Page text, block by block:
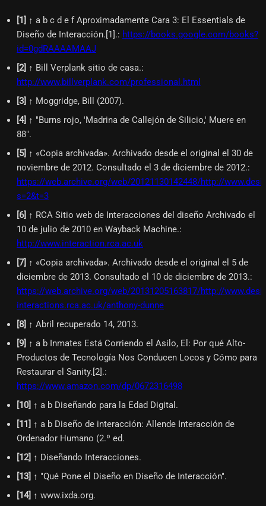
1
↑ a b c d e f Aproximadamente Cara 3: El Essentials de
Diseño de Interacción.[1].: https://books.google.com/books?
id=0gdRAAAAMAAJ
2] ↑ Bill Verplank sitio de casa.:
http://www.billverplank.com/professional.html
3 ↑ Moggridge, Bill (2007).
4] ↑ "Burns rojo, 'Madrina de Callejón de Silicio,' Muere en
88".
5] ↑ «Copia archivada». Archivado desde el original el 30 de
noviembre de 2012. Consultado el 3 de diciembre de 2012.:
https://web.archive.org/web/20121130142448/http://
s=2&t=3
6] ↑ RCA Sitio web de Interacciones del diseño Archivado el
10 de julio de 2010 en Wayback Machine.:
http://www.interaction.rca.ac.uk
7] ↑ «Copia archivada». Archivado desde el original el 5 de
diciembre de 2013. Consultado el 10 de diciembre de 2013.:
https://web.archive.org/web/20131205163817/http://
interactions.rca.ac.uk/anthony-dunne
8] ↑ Abril recuperado 14, 2013.
9 ↑ a b Inmates Está Corriendo el Asilo, El: Por qué Alto-
Productos de Tecnología Nos Conducen Locos y Cómo para
Restaurar el Sanity.[2].:
https://www.amazon.com/dp/0672316498
10] ↑ a b Diseñando para la Edad Digital.
11
↑ a b Diseño de interacción: Allende Interacción de
Ordenador Humano (2.º ed.
12] ↑ Diseñando Interacciones.
13 ↑ "Qué Pone el Diseño en Diseño de Interacción".
14] ↑ www.ixda.org.